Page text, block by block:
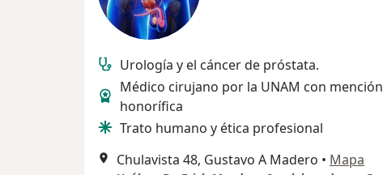
Urología y el cáncer de próstata.
Médico cirujano por la UNAM con mención
honorífica
Trato humano y ética profesional
Chulavista 48, Gustavo A Madero • Mapa